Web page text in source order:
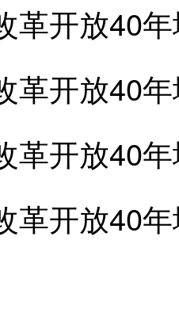
开放40年
开放40年
开放40年
开放40年